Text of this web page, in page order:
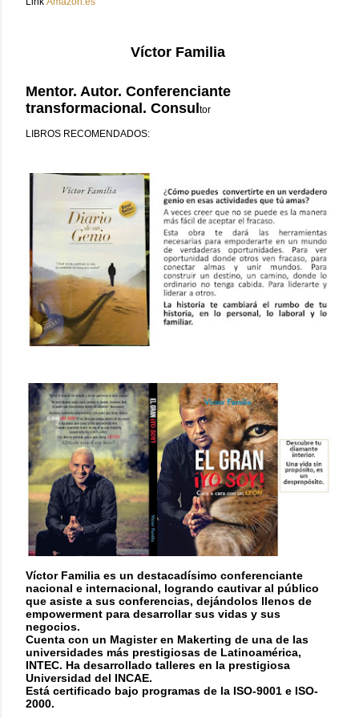
Víctor Familia
Mentor. Autor. Conferenciante
transformacional. Consul tor
LIBROS RECOMENDADOS:
Víctor Familia es un destacadísimo conferenciante
nacional e internacional, logrando cautivar al público
que asiste a sus conferencias, dejándolos llenos de
empowerment para desarrollar sus vidas y sus
negocios.
Cuenta con un Magister en Makerting de una de las
universidades más prestigiosas de Latinoamérica,
INTEC. Ha desarrollado talleres en la prestigiosa
Universidad del INCAE.
Está certificado bajo programas de la ISO-9001 e ISO-
2000.